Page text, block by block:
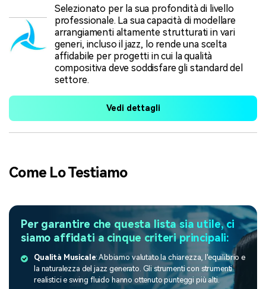
Selezionato per la sua profondità di livello
professionale. La sua capacità di modellare
arrangiamenti altamente strutturati in vari
generi, incluso il jazz, lo rende una scelta
affidabile per progetti in cui la qualità
compositiva deve soddisfare gli standard del
settore.
Vedi dettagli
Come Lo Testiamo
Per garantire che questa lista sia utile, ci
siamo affidati a cinque criteri principali:
Qualità Musicale: Abbiamo valutato la chiarezza, l'equilibrio e
la naturalezza del jazz generato. Gli strumenti con strumenti
realistici e swing fluido hanno ottenuto punteggi più alti.